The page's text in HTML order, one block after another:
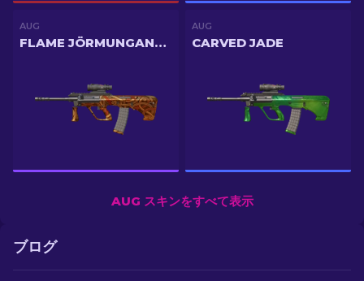
AUG
FLAME JÖRMUNGANDR
AUG
CARVED JADE
AUG スキンをすべて表示
ブログ